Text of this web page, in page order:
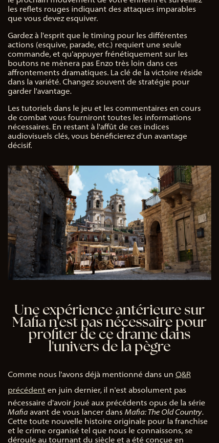
les reflets rouges indiquant des attaques imparables
que vous devez esquiver.
Gardez à l'esprit que le timing pour les différentes
actions (esquive, parade, etc.) requiert une seule
commande, et qu'appuyer frénétiquement sur les
boutons ne mènera pas Enzo très loin dans ces
affrontements dramatiques. La clé de la victoire réside
dans la variété. Changez souvent de stratégie pour
garder l'avantage.
Les tutoriels dans le jeu et les commentaires en cours
de combat vous fourniront toutes les informations
nécessaires. En restant à l'affût de ces indices
audiovisuels clés, vous bénéficierez d'un avantage
décisif.
Une expérience antérieure sur
Mafia n'est pas nécessaire pour
profiter de ce drame dans
l'univers de la pègre
Comme nous l'avons déjà mentionné dans un Q&R
précédent en juin dernier, il n'est absolument pas
nécessaire d'avoir joué aux précédents opus de la série
Mafia avant de vous lancer dans Mafia: The Old Country.
Cette toute nouvelle histoire originale pour la franchise
et le crime organisé tel que nous le connaissons, se
déroule au tournant du siècle et a été conçue en